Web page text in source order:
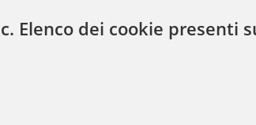
c. Elenco dei cookie presenti